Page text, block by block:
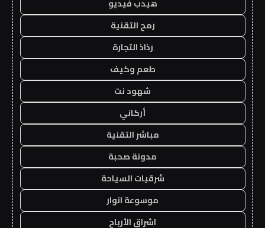
هيدب فيديو
رمح التقنية
رذاذ التجارة
طعم وكيف
شهود نت
أركاني
مباشر التقنية
مدونة صحبة
شرقيات السياحة
موسوعة انوار
اشراق الأرباح